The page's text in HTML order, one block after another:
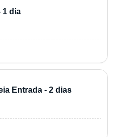
1 dia
Entrada - 2 dias